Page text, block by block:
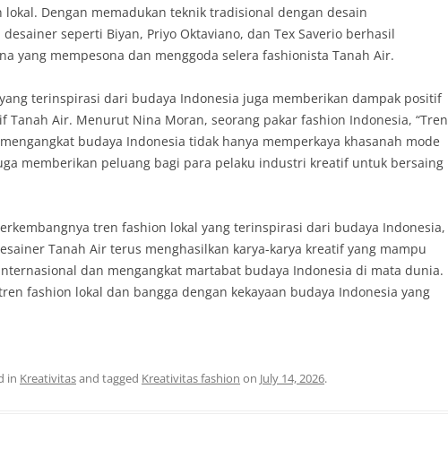
Dengan memadukan teknik tradisional dengan desain
seperti Biyan, Priyo Oktaviano, dan Tex Saverio berhasil
yang mempesona dan menggoda selera fashionista Tanah Air.
terinspirasi dari budaya Indonesia juga memberikan dampak positif
Tanah Air. Menurut Nina Moran, seorang pakar fashion Indonesia, “Tren
budaya Indonesia tidak hanya memperkaya khasanah mode
memberikan peluang bagi para pelaku industri kreatif untuk bersaing
tren fashion lokal yang terinspirasi dari budaya Indonesia,
Tanah Air terus menghasilkan karya-karya kreatif yang mampu
dan mengangkat martabat budaya Indonesia di mata dunia.
fashion lokal dan bangga dengan kekayaan budaya Indonesia yang
in Kreativitasand tagged Kreativitas fashion on July 14, 2026.